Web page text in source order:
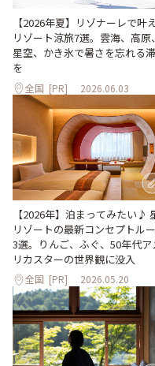
【2026年夏】リゾナーレで叶
リゾート涼旅7選。雲海、高原、
星空、かき氷で暑さを忘れる
を
全国 [PR] 2026.06.03
【2026年】泊まってみたい♪
リゾートの最新コンセプトル
3選。りんご、ふぐ、50年代ア
リカスターの世界観に没入
全国 [PR] 2026.05.20